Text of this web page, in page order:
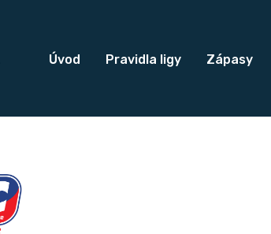
Úvod Pravidla ligy Zápasy